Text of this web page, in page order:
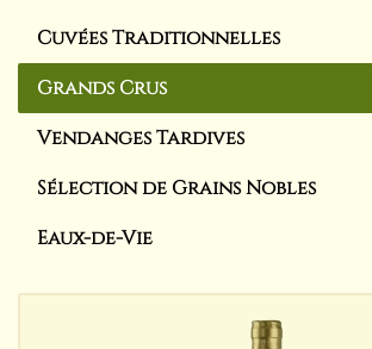
Cuvées Traditionnelles
Grands Crus
Vendanges Tardives
Sélection de Grains Nobles
Eaux-de-Vie